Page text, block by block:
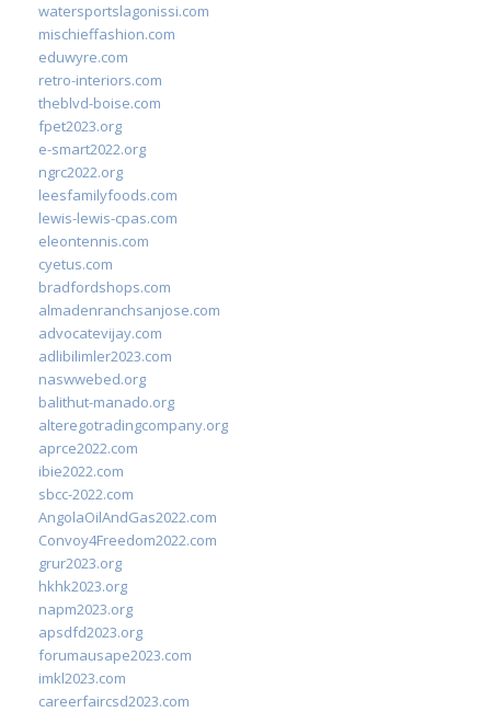
watersportslagonissi.com
mischieffashion.com
eduwyre.com
retro-interiors.com
theblvd-boise.com
fpet2023.org
e-smart2022.org
ngrc2022.org
leesfamilyfoods.com
lewis-lewis-cpas.com
eleontennis.com
cyetus.com
bradfordshops.com
almadenranchsanjose.com
advocatevijay.com
adlibilimler2023.com
naswwebed.org
balithut-manado.org
alteregotradingcompany.org
aprce2022.com
ibie2022.com
sbcc-2022.com
AngolaOilAndGas2022.com
Convoy4Freedom2022.com
grur2023.org
hkhk2023.org
napm2023.org
apsdfd2023.org
forumausape2023.com
imkl2023.com
careerfaircsd2023.com